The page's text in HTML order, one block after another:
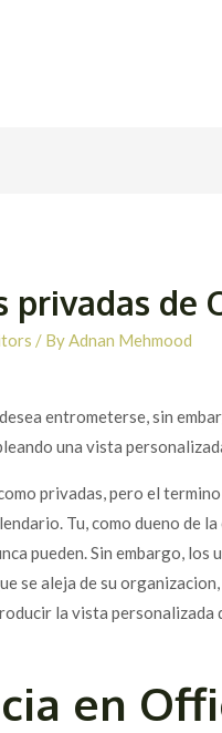
privadas de
/ ByAdnan Mehmood
entrometerse, sin
una vista
privadas, pero el
Tu, como dueno de
pueden. Sin embargo,
se aleja de su
la vista
en